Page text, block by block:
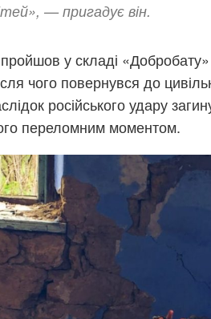
— пригадує він.
пройшов у складі
чого повернувся до
російського удару
переломним моментом.